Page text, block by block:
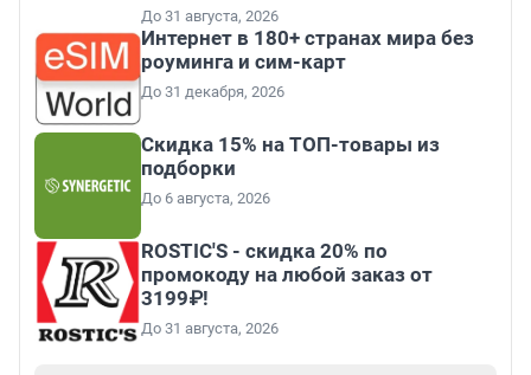
До 31 августа, 2026
Интернет в 180+ странах мира без
роуминга и сим-карт
До 31 декабря, 2026
Скидка 15% на ТОП-товары из
подборки
До 6 августа, 2026
ROSTIC'S - скидка 20% по
промокоду на любой заказ от
3199₽!
До 31 августа, 2026